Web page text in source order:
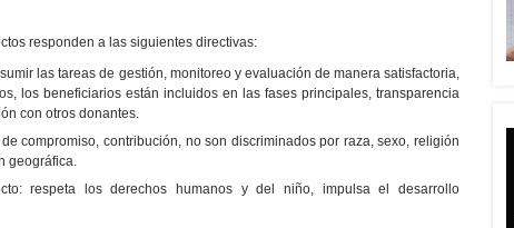
responden a las siguientes directivas:
las tareas de gestión, monitoreo y evaluación de manera satisfactoria,
los beneficiarios están incluidos en las fases principales, transparencia
con otros donantes.
compromiso, contribución, no son discriminados por raza, sexo, religión
geográfica.
respeta los derechos humanos y del niño, impulsa el desarrollo